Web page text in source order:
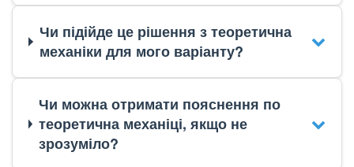
Чи підійде це рішення з теоретична
механіки для мого варіанту?
Чи можна отримати пояснення по
теоретична механіці, якщо не
зрозуміло?